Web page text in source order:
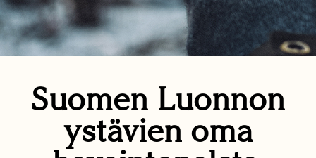
Suomen Luonnon
ystävien oma